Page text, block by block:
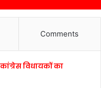
Comments
विधायकों का